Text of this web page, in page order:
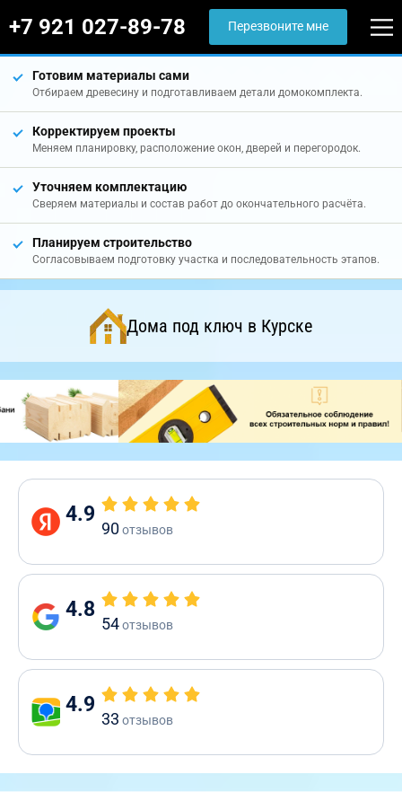
+7 921 027-89-78 Перезвоните мне
Готовим материалы сами
Отбираем древесину и подготавливаем детали домокомплекта.
Корректируем проекты
Меняем планировку, расположение окон, дверей и перегородок.
Уточняем комплектацию
Сверяем материалы и состав работ до окончательного расчёта.
Планируем строительство
Согласовываем подготовку участка и последовательность этапов.
Дома под ключ в Курске
4.9
90отзывов
4.8
54отзывов
4.9
33 отзывов